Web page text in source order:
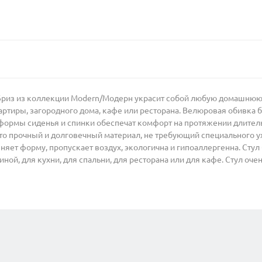
из коллекции Modern/Модерн украсит собой любую домашнюю
загородного дома, кафе или ресторана. Велюровая обивка
сиденья и спинки обеспечат комфорт на протяжении
прочный и долговечный материал, не требующий
форму, пропускает воздух, экологична и гипоаллергенна.
для кухни, для спальни, для ресторана или для кафе. Стул